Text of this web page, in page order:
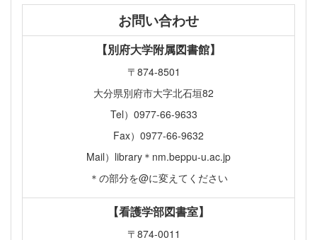
お問い合わせ
【別府大学附属図書館】
〒874-8501
大分県別府市大字北石垣82
Tel）0977-66-9633
Fax）0977-66-9632
Mail）library＊nm.beppu-u.ac.jp
＊の部分を@に変えてください
【看護学部図書室】
〒874-0011